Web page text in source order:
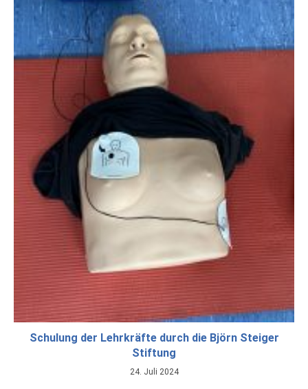
Schulung der Lehrkräfte durch die Björn Steiger
Stiftung
24. Juli 2024